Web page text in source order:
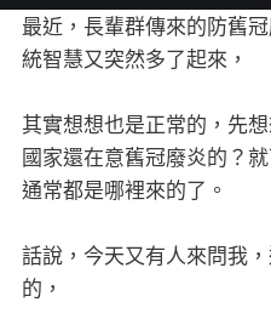
最近，長輩群傳來的防舊
統智慧又突然多了起來，
其實想想也是正常的，先
國家還在意舊冠廢炎的？
通常都是哪裡來的了。
話說，今天又有人來問我
的，